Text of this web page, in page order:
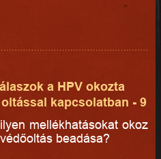
a HPV okozta
kapcsolatban - 9
mellékhatásokat okoz
beadása?